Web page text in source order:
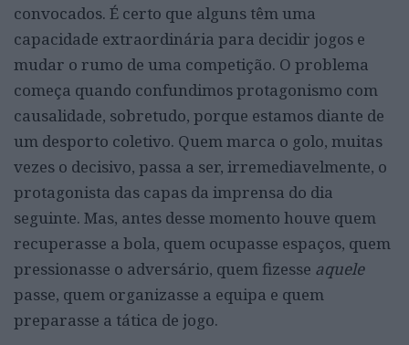
convocados. É certo que alguns têm uma
capacidade extraordinária para decidir jogos e
mudar o rumo de uma competição. O problema
começa quando confundimos protagonismo com
causalidade, sobretudo, porque estamos diante de
um desporto coletivo. Quem marca o golo, muitas
vezes o decisivo, passa a ser, irremediavelmente, o
protagonista das capas da imprensa do dia
seguinte. Mas, antes desse momento houve quem
recuperasse a bola, quem ocupasse espaços, quem
pressionasse o adversário, quem fizesse aquele
passe, quem organizasse a equipa e quem
preparasse a tática de jogo.